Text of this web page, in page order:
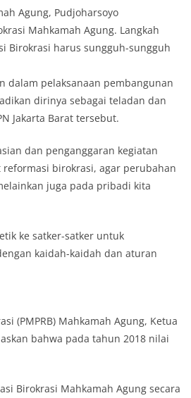
Agung, Pudjoharsoyo
Mahkamah Agung. Langkah
Birokrasi harus sungguh-sungguh
dalam pelaksanaan pembangunan
dirinya sebagai teladan dan
Jakarta Barat tersebut.
dan penganggaran kegiatan
reformasi birokrasi, agar perubahan
juga pada pribadi kita
ke satker-satker untuk
kaidah-kaidah dan aturan
(PMPRB) Mahkamah Agung, Ketua
bahwa pada tahun 2018 nilai
Birokrasi Mahkamah Agung secara